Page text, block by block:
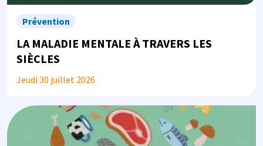
Prévention
LA MALADIE MENTALE À TRAVERS LES
SIÈCLES
Jeudi 30 juillet 2026
Image